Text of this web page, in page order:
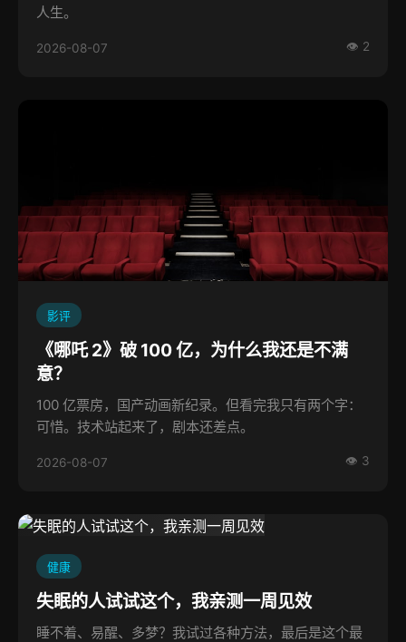
人生。
2026-08-07 👁 2
影评
《哪吒 2》破 100 亿，为什么我还是不满
意？
100 亿票房，国产动画新纪录。但看完我只有两个字：
可惜。技术站起来了，剧本还差点。
2026-08-07 👁 3
健康
失眠的人试试这个，我亲测一周见效
睡不着、易醒、多梦？我试过各种方法，最后是这个最